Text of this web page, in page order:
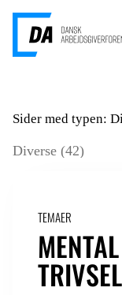
Sider med typen:
TEMAER
TRIVSEL